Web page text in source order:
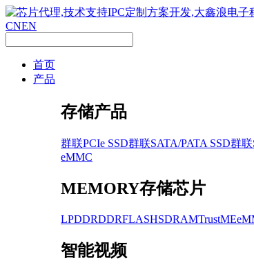
CNEN
首页
产品
存储产品
群联PCIe SSD群联SATA/PATA SSD群
eMMC
MEMORY存储芯片
LPDDRDDRFLASHSDRAMTrustME
智能视频